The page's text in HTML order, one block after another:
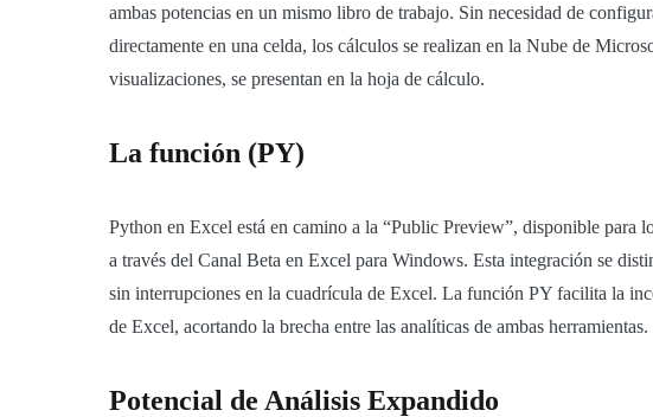
ambas potencias en un mismo libro de trabajo. Sin necesidad de
directamente en una celda, los cálculos se realizan en la Nube de
visualizaciones, se presentan en la hoja de cálculo.
La función (PY)
Python en Excel está en camino a la “Public Preview”, disponible para
a través del Canal Beta en Excel para Windows. Esta integración se
sin interrupciones en la cuadrícula de Excel. La función PY facilita la
de Excel, acortando la brecha entre las analíticas de ambas herramientas.
Potencial de Análisis Expandido